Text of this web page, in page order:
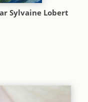
Sylvaine Lobert